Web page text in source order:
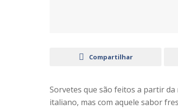
Compartilhar
Sorvetes que são feitos a partir
italiano, mas com aquele sabor